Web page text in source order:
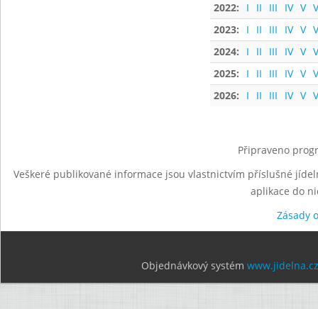
2022:
I II III IV V
2023:
I II III IV V
2024:
I II III IV V
2025:
I II III IV V
2026:
I II III IV V
Připraveno
Veškeré publikované informace jsou vlastnictvím příslušné
aplikace do
Zásady
Objednávkový systém www.jidelna.cz